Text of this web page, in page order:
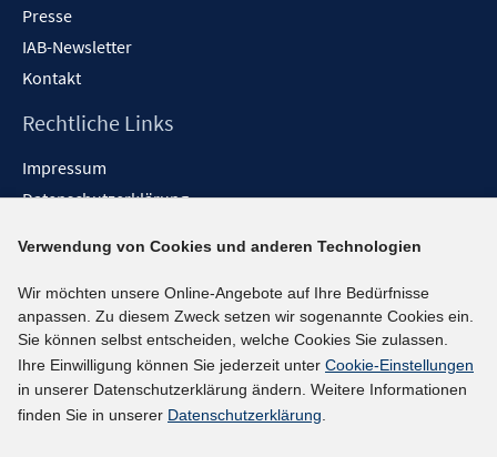
Presse
IAB-Newsletter
Kontakt
Rechtliche Links
Impressum
Datenschutzerklärung
Barrieren melden
Social-Media-Kanäle
BlueSky
YouTube
LinkedIn
Verwendung von Cookies und anderen Technologien
Wir möchten unsere Online-Angebote auf Ihre Bedürfnisse
anpassen. Zu diesem Zweck setzen wir sogenannte Cookies ein.
Sie können selbst entscheiden, welche Cookies Sie zulassen.
Ihre Einwilligung können Sie jederzeit unter Cookie-Einstellungen
in unserer Datenschutzerklärung ändern. Weitere Informationen
finden Sie in unserer Datenschutzerklärung.